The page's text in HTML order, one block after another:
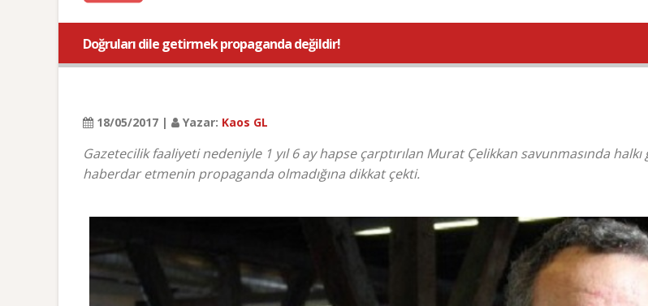
Doğruları dile getirmek propaganda değildir!
18/05/2017 | Yazar: Kaos GL
Gazetecilik faaliyeti nedeniyle 1 yıl 6 ay hapse çarptırılan Murat Çelikkan savunmasında
haberdar etmenin propaganda olmadığına dikkat çekti.